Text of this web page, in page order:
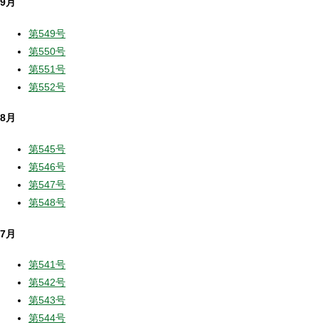
第549号
第550号
第551号
第552号
8月
第545号
第546号
第547号
第548号
7月
第541号
第542号
第543号
第544号